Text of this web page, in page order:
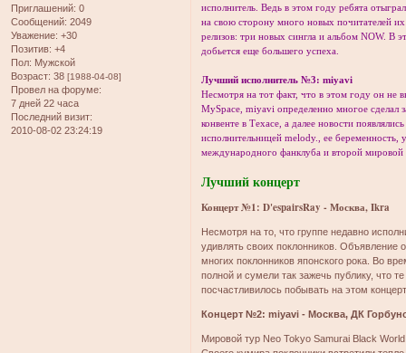
Приглашений: 0
Сообщений: 2049
Уважение: +30
Позитив: +4
Пол: Мужской
Возраст: 38 [1988-04-08]
Провел на форуме:
7 дней 22 часа
Последний визит:
2010-08-02 23:24:19
исполнитель. Ведь в этом году ребята
на свою сторону много новых почитателей
релизов: три новых сингла и альбом NOW. В
добьется еще большего успеха.
Лучший исполнитель №3: miyavi
Несмотря на тот факт, что в этом году он не
MySpace, miyavi определенно многое сделал
конвенте в Техасе, а далее новости
исполнительницей melody., ее
международного фанклуба и второй мировой
Лучший концерт
Концерт №1: D'espairsRay - Москва, Ikra
Несмотря на то, что группе недавно
удивлять своих поклонников.
многих поклонников японского рока. Во
полной и сумели так зажечь публику, что
посчастливилось побывать на этом
Концерт №2: miyavi - Москва, ДК
Мировой тур Neo Tokyo Samurai Black